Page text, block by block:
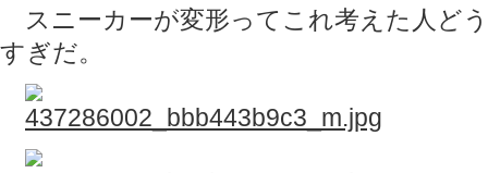
スニーカーが変形ってこれ考えた人ど
すぎだ。